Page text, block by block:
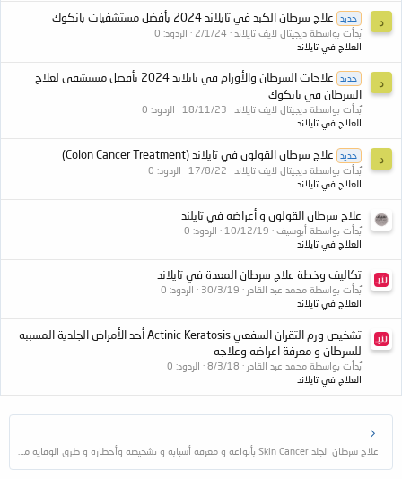
د جديد علاج سرطان الكبد في تايلاند 2024 بأفضل مستشفيات بانكوك
بُدأت بواسطة ديجيتال لايف تايلاند 2/1/24
الردود: 0
العلاج في تايلاند
د جديد
علاجات السرطان والأورام في تايلاند 2024 بأفضل مستشفى لعلاج
السرطان في بانكوك
بُدأت بواسطة ديجيتال لايف تايلاند 18/11/23
الردود: 0
العلاج في تايلاند
د جديد علاج سرطان القولون في تايلاند (Colon Cancer Treatment)
بُدأت بواسطة ديجيتال لايف تايلاند 17/8/22
الردود: 0
العلاج في تايلاند
علاج سرطان القولون و أعراضه في تايلند
بُدأت بواسطة أبوسيف 10/12/19
الردود: 0
العلاج في تايلاند
تكاليف وخطة علاج سرطان المعدة في تايلاند
بُدأت بواسطة محمد عبد القادر 30/3/19
الردود: 0
العلاج في تايلاند
تشخيص ورم التقران السفعي Actinic Keratosis أحد الأمراض الجلدية المسببه
للسرطان و معرفة اعراضه وعلاجه
بُدأت بواسطة محمد عبد القادر 8/3/18
الردود: 0
العلاج في تايلاند